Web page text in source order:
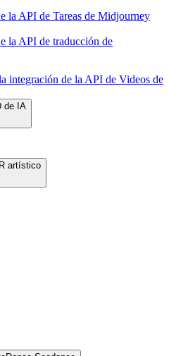
la API de Tareas de Midjourney
la API de traducción de
integración de la API de Videos de
de IA
artístico